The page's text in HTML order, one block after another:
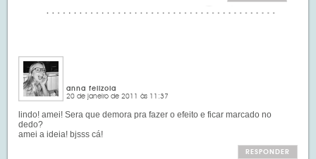
anna felizola
20 de janeiro de 2011 às 11:37
lindo! amei! Sera que demora pra fazer o efeito e ficar marcado no
dedo?
amei a ideia! bjsss cá!
RESPONDER